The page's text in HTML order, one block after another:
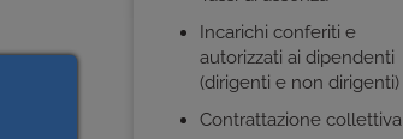
Incarichi conferiti e
autorizzati ai dipendenti
(dirigenti e non dirigenti)
Contrattazione collettiva